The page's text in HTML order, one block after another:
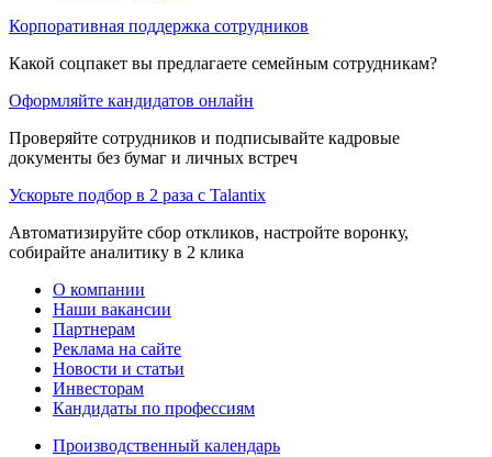
Корпоративная поддержка сотрудников
Какой соцпакет вы предлагаете семейным сотрудникам?
Оформляйте кандидатов онлайн
Проверяйте сотрудников и подписывайте кадровые
документы без бумаг и личных встреч
Ускорьте подбор в 2 раза с Talantix
Автоматизируйте сбор откликов, настройте воронку,
собирайте аналитику в 2 клика
О компании
Наши вакансии
Партнерам
Реклама на сайте
Новости и статьи
Инвесторам
Кандидаты по профессиям
Производственный календарь